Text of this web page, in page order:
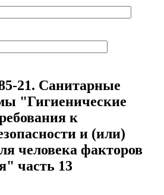
21. Санитарные
"Гигиенические
к
и (или)
человека факторов
часть 13